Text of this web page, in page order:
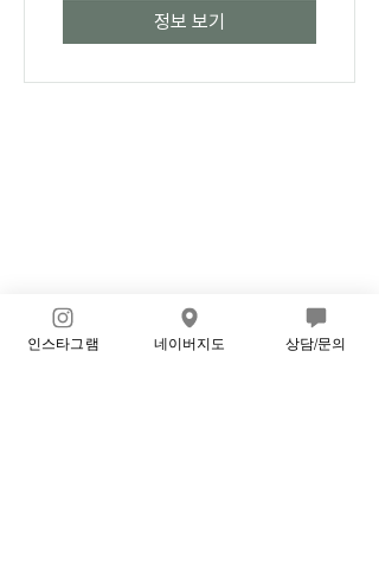
정보 보기
인스타그램 네이버지도 상담/문의